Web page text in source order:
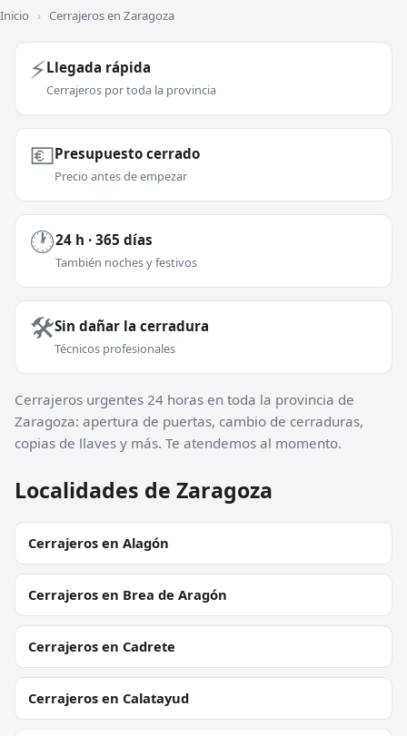
Inicio › Cerrajeros en Zaragoza
⚡Llegada rápida
Cerrajeros por toda la provincia
💶Presupuesto cerrado
Precio antes de empezar
🕐24 h · 365 días
También noches y festivos
🛠️Sin dañar la cerradura
Técnicos profesionales
Cerrajeros urgentes 24 horas en toda la provincia de
Zaragoza: apertura de puertas, cambio de cerraduras,
copias de llaves y más. Te atendemos al momento.
Localidades de Zaragoza
Cerrajeros en Alagón
Cerrajeros en Brea de Aragón
Cerrajeros en Cadrete
Cerrajeros en Calatayud